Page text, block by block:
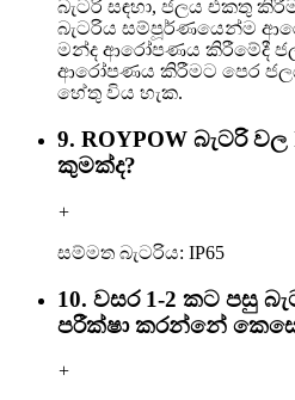
බැටරි සඳහා, ජලය එකතු
බැටරිය සම්පූර්ණයෙන්ම
මන්ද ආරෝපණය කිරීමේදී
ආරෝපණය කිරීමට පෙර
හේතු විය හැක.
9. ROYPOW බැටරි
කුමක්ද?
+
සම්මත බැටරිය: IP65
10. වසර 1-2 කට පසු
පරීක්ෂා කරන්නේ
+